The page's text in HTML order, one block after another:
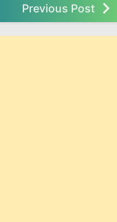
Previous Post